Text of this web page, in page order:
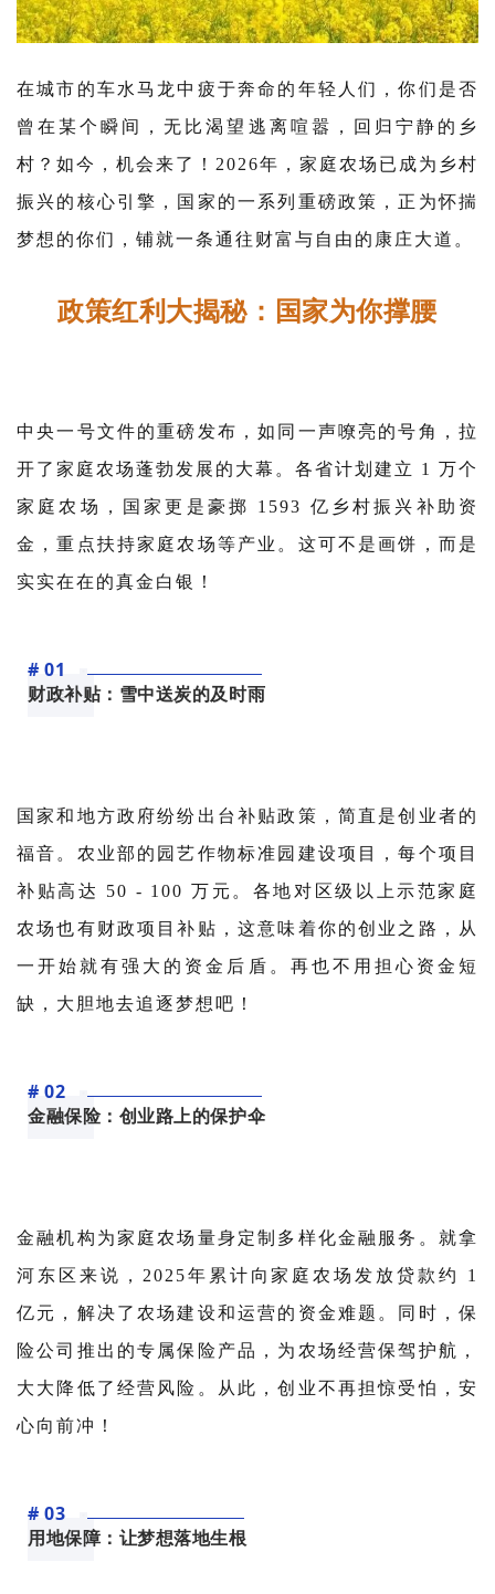
在城市的车水马龙中疲于奔命的年轻人们，你们是否
曾在某个瞬间，无比渴望逃离喧嚣，回归宁静的乡
村？如今，机会来了！2026年，家庭农场已成为乡村
振兴的核心引擎，国家的一系列重磅政策，正为怀揣
梦想的你们，铺就一条通往财富与自由的康庄大道。
政策红利大揭秘：国家为你撑腰
中央一号文件的重磅发布，如同一声嘹亮的号角，拉
开了家庭农场蓬勃发展的大幕。各省计划建立 1 万个
家庭农场，国家更是豪掷 1593 亿乡村振兴补助资
金，重点扶持家庭农场等产业。这可不是画饼，而是
实实在在的真金白银！
# 01
财政补贴：雪中送炭的及时雨
国家和地方政府纷纷出台补贴政策，简直是创业者的
福音。农业部的园艺作物标准园建设项目，每个项目
补贴高达 50 - 100 万元。各地对区级以上示范家庭
农场也有财政项目补贴，这意味着你的创业之路，从
一开始就有强大的资金后盾。再也不用担心资金短
缺，大胆地去追逐梦想吧！
# 02
金融保险：创业路上的保护伞
金融机构为家庭农场量身定制多样化金融服务。就拿
河东区来说，2025年累计向家庭农场发放贷款约 1
亿元，解决了农场建设和运营的资金难题。同时，保
险公司推出的专属保险产品，为农场经营保驾护航，
大大降低了经营风险。从此，创业不再担惊受怕，安
心向前冲！
# 03
用地保障：让梦想落地生根